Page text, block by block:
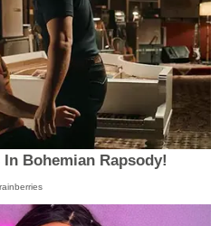
Bohemian Rapsody!